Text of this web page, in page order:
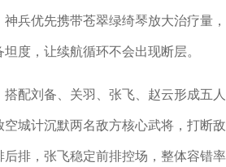
兵优先携带苍翠绿绮琴放大治疗量
度，让续航循环不会出现断层。
配刘备、关羽、张飞、赵云形成五
城计沉默两名敌方核心武将，打断
排，张飞稳定前排控场，整体容错